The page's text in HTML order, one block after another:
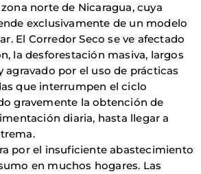
norte de Nicaragua, cuya
exclusivamente de un modelo
El Corredor Seco se ve afectado
la desforestación masiva, largos
agravado por el uso de prácticas
que interrumpen el ciclo
gravemente la obtención de
diaria, hasta llegar a
por el insuficiente abastecimiento
en muchos hogares. Las